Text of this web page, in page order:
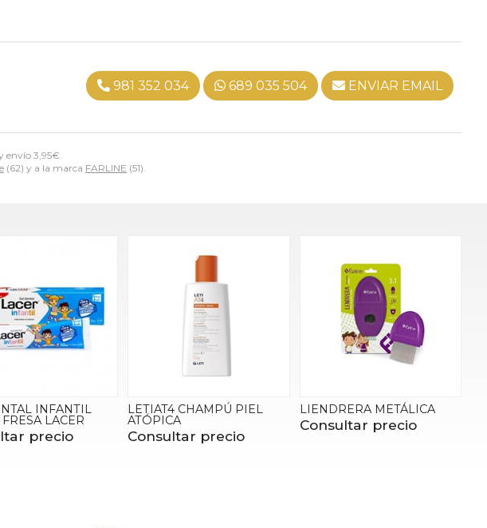
envío 3,95€
(62) y a la marca FARLINE (51).
981 352 034 689 035 504 ENVIAR EMAIL
INFANTIL
LACER
precio
LETIAT4 CHAMPÚ PIEL
ATÓPICA
Consultar precio
LIENDRERA METÁLICA
Consultar precio